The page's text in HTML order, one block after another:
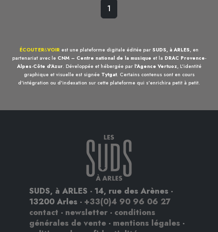
1
ÉCOUTER&VOIR est une plateforme digitale éditée par SUDS, à ARLES, en
partenariat avec le CNM – Centre national de la musique et la DRAC Provence-
Alpes-Côte d'Azur. Développée et hébergée par l'Agence Vertuoz, L'identité
graphique et visuelle est signée Tytgat. Certains contenus sont en cours
d'intégration ou d'indexation sur cette plateforme qui s'enrichira petit à petit.
SUDS, à ARLES - 14, rue des Arènes -
13200 Arles - +33(0)4 90 96 06 27
contact - newsletter - conditions
générales de vente - mentions légales -